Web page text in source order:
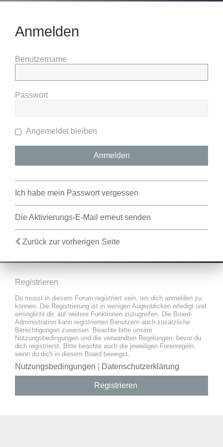
Anmelden
Benutzername
Passwort
Angemeldet bleiben
Ich habe mein Passwort vergessen
Die Aktivierungs-E-Mail erneut senden
Zurück zur vorherigen Seite
Registrieren
Du musst in diesem Forum registriert sein, um dich anmelden zu
können. Die Registrierung ist in wenigen Augenblicken erledigt und
ermöglicht dir, auf weitere Funktionen zuzugreifen. Die Board-
Administration kann registrierten Benutzern auch zusätzliche
Berechtigungen zuweisen. Beachte bitte unsere
Nutzungsbedingungen und die verwandten Regelungen, bevor du
dich registrierst. Bitte beachte auch die jeweiligen Forenregeln,
wenn du dich in diesem Board bewegst.
Nutzungsbedingungen Datenschutzerklärung
Registrieren